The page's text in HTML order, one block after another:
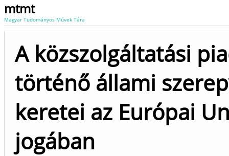
mtmt
Magyar Tudományos Művek Tára
A közszolgáltatási
történő állami
keretei az Európai
jogában